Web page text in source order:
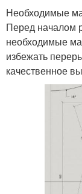
Необходимые
Перед началом
необходимые
избежать
качественное